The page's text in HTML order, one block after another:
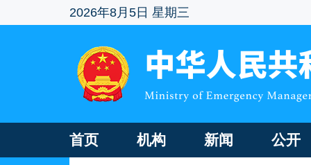
2026年8月5日 星期三
首页 机构 新闻 公开